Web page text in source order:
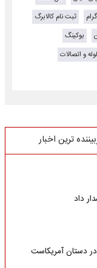
ثبت نام کالابرگ
بوکینگ
و اتصالات
ترین اخبار
داد
دستان آمریکاست